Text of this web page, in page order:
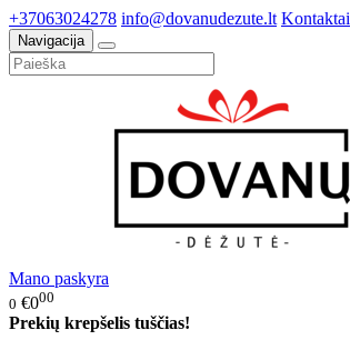
+37063024278 info@dovanudezute.lt Kontaktai
Navigacija
Mano paskyra
0 €000
Prekių krepšelis tuščias!